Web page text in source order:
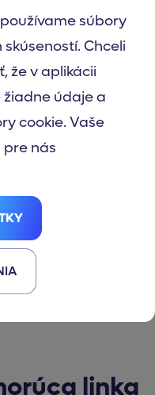
931
linka
súbory
Chceli
že v aplikácii
údaje a
cookie. Vaše
pre nás